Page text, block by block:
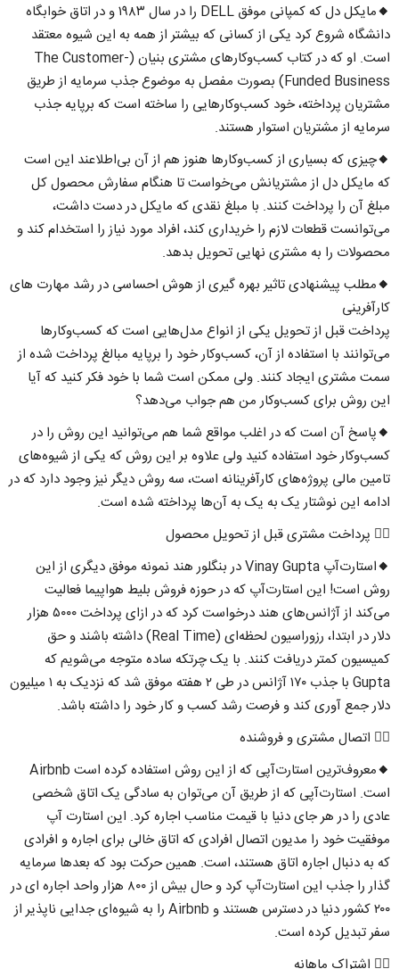
🔸مایکل دل که کمپانی موفق DELL را در سال ۱۹۸۳ و در اتاق خوابگاه
دانشگاه شروع کرد یکی از کسانی که بیشتر از همه به این شیوه معتقد
است. او که در کتاب کسب‌وکارهای مشتری بنیان (The Customer-
Funded Business) بصورت مفصل به موضوع جذب سرمایه از طریق
مشتریان پرداخته، خود کسب‌وکارهایی را ساخته است که برپایه جذب
سرمایه از مشتریان استوار هستند.
🔸چیزی که بسیاری از کسب‌وکارها هنوز هم از آن بی‌اطلاعند این است
که مایکل دل از مشتریانش می‌خواست تا هنگام سفارش محصول کل
مبلغ آن را پرداخت کنند. با مبلغ نقدی که مایکل در دست داشت،
می‌توانست قطعات لازم را خریداری کند، افراد مورد نیاز را استخدام کند و
محصولات را به مشتری نهایی تحویل بدهد.
🔸مطلب پیشنهادی تاثیر بهره گیری از هوش احساسی در رشد مهارت های
کارآفرینی
پرداخت قبل از تحویل یکی از انواع مدل‌هایی است که کسب‌وکارها
می‌توانند با استفاده از آن، کسب‌وکار خود را برپایه مبالغ پرداخت شده از
سمت مشتری ایجاد کنند. ولی ممکن است شما با خود فکر کنید که آیا
این روش برای کسب‌وکار من هم جواب می‌دهد؟
🔸پاسخ آن است که در اغلب مواقع شما هم می‌توانید این روش را در
کسب‌وکار خود استفاده کنید ولی علاوه بر این روش که یکی از شیوه‌های
تامین مالی پروژه‌های کارآفرینانه است، سه روش دیگر نیز وجود دارد که در
ادامه این نوشتار یک به یک به آن‌ها پرداخته شده است.
۱⃣ پرداخت مشتری قبل از تحویل محصول
🔸استارت‌آپ Vinay Gupta در بنگلور هند نمونه موفق دیگری از این
روش است! این استارت‌آپ که در حوزه فروش بلیط هواپیما فعالیت
می‌کند از آژانس‌های هند درخواست کرد که در ازای پرداخت ۵۰۰۰ هزار
دلار در ابتدا، رزوراسیون لحظه‌ای (Real Time) داشته باشند و حق
کمیسیون کمتر دریافت کنند. با یک چرتکه ساده متوجه می‌شویم که
Gupta با جذب ۱۷۰ آژانس در طی ۲ هفته موفق شد که نزدیک به ۱ میلیون
دلار جمع آوری کند و فرصت رشد کسب و کار خود را داشته باشد.
۲⃣ اتصال مشتری و فروشنده
🔸معروف‌ترین استارت‌آپی که از این روش استفاده کرده است Airbnb
است. استارت‌آپی که از طریق آن می‌توان به سادگی یک اتاق شخصی
عادی را در هر جای دنیا با قیمت مناسب اجاره کرد. این استارت آپ
موفقیت خود را مدیون اتصال افرادی که اتاق خالی برای اجاره و افرادی
که به دنبال اجاره اتاق هستند، است. همین حرکت بود که بعدها سرمایه
گذار را جذب این استارت‌آپ کرد و حال بیش از ۸۰۰ هزار واحد اجاره ای در
۲۰۰ کشور دنیا در دسترس هستند و Airbnb را به شیوه‌ای جدایی ناپذیر از
سفر تبدیل کرده است.